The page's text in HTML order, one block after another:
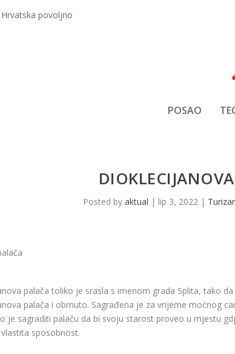
Hrvatska povoljno
POSAO
Posted byaktual | lip 3, 2022 |
palača toliko je srasla s imenom grada Splita, tako
palača i obrnuto. Sagrađena je za vrijeme moćnog
je sagraditi palaču da bi svoju starost proveo u mjestu
sposobnost.